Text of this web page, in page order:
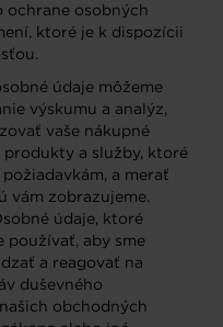
ochrane osobných
ktoré je k dispozícii
údaje môžeme
výskumu a analýz,
vaše nákupné
a služby, ktoré
a merať
vám zobrazujeme.
údaje, ktoré
používať, aby sme
a reagovať na
duševného
obchodných